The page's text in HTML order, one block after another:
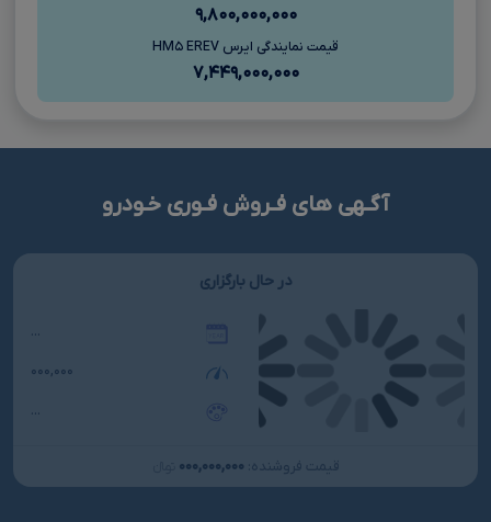
۹,۸۰۰,۰۰۰,۰۰۰
قیمت نمایندگی ایرس HM۵ EREV
۷,۴۴۹,۰۰۰,۰۰۰
آگـهی های فـروش فـوری خـودرو
در حال بارگزاری
...
۰۰۰,۰۰۰
...
قیمت فروشنده: ۰۰۰,۰۰۰,۰۰۰